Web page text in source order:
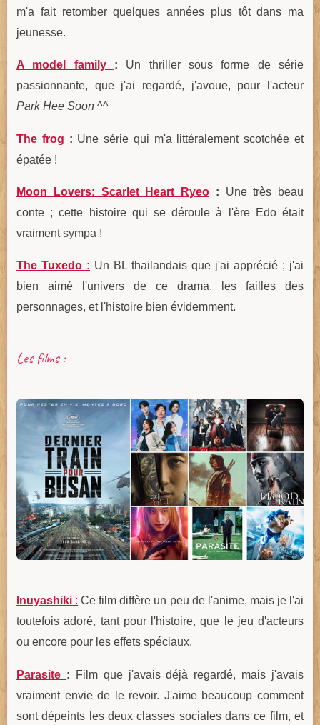
m'a fait retomber quelques années plus tôt dans ma
jeunesse.
A model family : Un thriller sous forme de série
passionnante, que j'ai regardé, j'avoue, pour l'acteur
Park Hee Soon ^^
The frog : Une série qui m'a littéralement scotchée et
épatée !
Moon Lovers: Scarlet Heart Ryeo : Une très beau
conte ; cette histoire qui se déroule à l'ère Edo était
vraiment sympa !
The Tuxedo : Un BL thailandais que j'ai apprécié ; j'ai
bien aimé l'univers de ce drama, les failles des
personnages, et l'histoire bien évidemment.
Les films :
Inuyashiki : Ce film diffère un peu de l'anime, mais je l'ai
toutefois adoré, tant pour l'histoire, que le jeu d'acteurs
ou encore pour les effets spéciaux.
Parasite : Film que j'avais déjà regardé, mais j'avais
vraiment envie de le revoir. J'aime beaucoup comment
sont dépeints les deux classes sociales dans ce film, et